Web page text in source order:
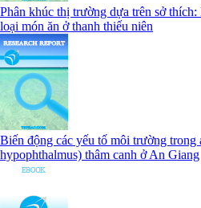
Phân khúc thị trường dựa trên sở
loại món ăn ở thanh thiếu niên
Biến động các yếu tố môi trường trong
hypophthalmus) thâm canh ở An Giang